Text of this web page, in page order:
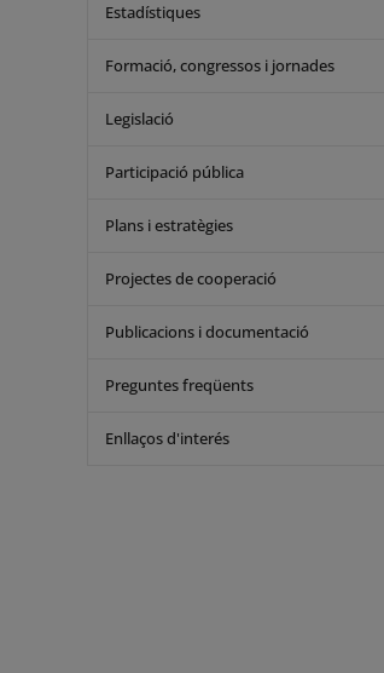
Estadístiques
Formació, congressos i jornades
Legislació
Participació pública
Plans i estratègies
Projectes de cooperació
Publicacions i documentació
Preguntes freqüents
Enllaços d'interés